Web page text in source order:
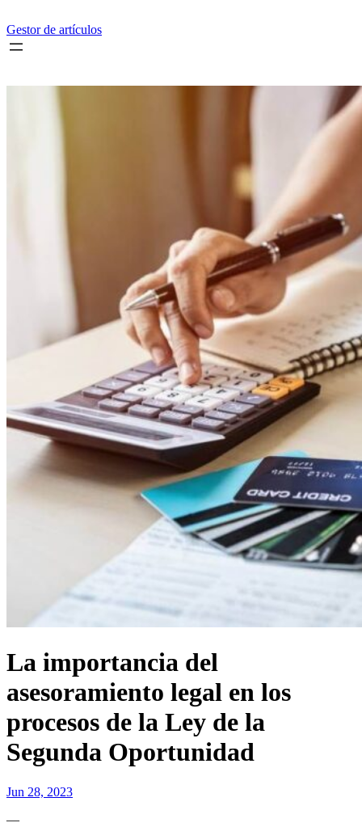
al
contenido
Gestor de artículos
La importancia del
asesoramiento legal en los
procesos de la Ley de la
Segunda Oportunidad
Jun 28, 2023
—